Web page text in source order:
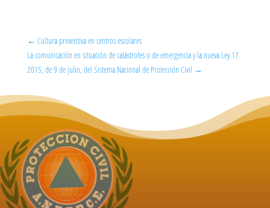
← Cultura preventiva en centros escolares
La comunicación en situación de catástrofes o de emergencia y la nueva Ley 17
2015, de 9 de julio, del Sistema Nacional de Protección Civil →